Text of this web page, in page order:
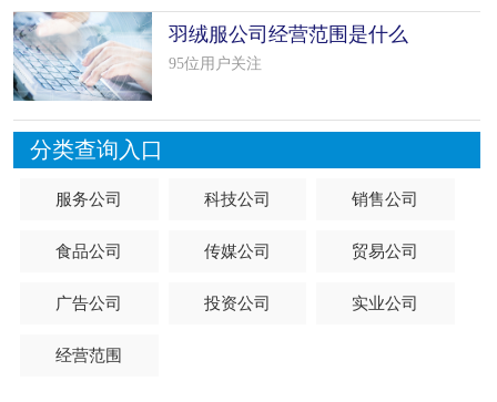
羽绒服公司经营范围是什么
（精选 8个
95位用户关注
分类查询入口
服务公司 科技公司 销售公司
食品公司 传媒公司 贸易公司
广告公司 投资公司 实业公司
经营范围